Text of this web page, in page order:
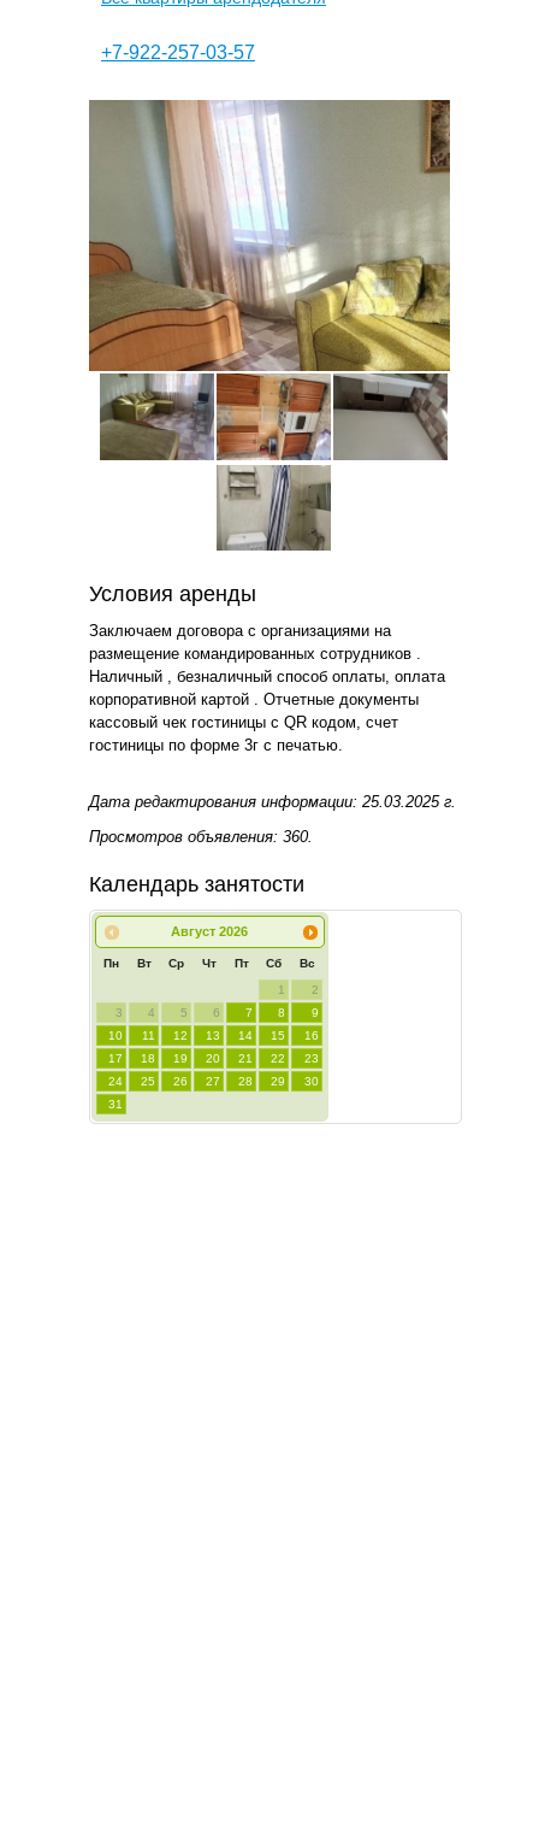
+7-922-257-03-57
Условия аренды
Заключаем договора с организациями на
размещение командированных сотрудников .
Наличный , безналичный способ оплаты, оплата
корпоративной картой . Отчетные документы
кассовый чек гостиницы с QR кодом, счет
гостиницы по форме 3г с печатью.
Дата редактирования информации: 25.03.2025 г.
Просмотров объявления: 360.
Календарь занятости
Август 2026
Пн Вт Ср Чт Пт Сб Вс
1
2
3
4 5 6 7 8
9
10
11 12 13 14 15
16
17
18 19 20 21 22
23
24
25 26 27 28 29
30
31